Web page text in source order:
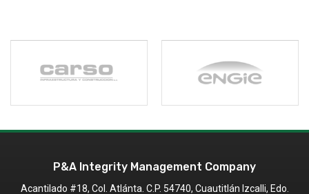
P&A Integrity Management Company
Acantilado #18, Col. Atlánta. C.P. 54740, Cuautitlán Izcalli, Edo.